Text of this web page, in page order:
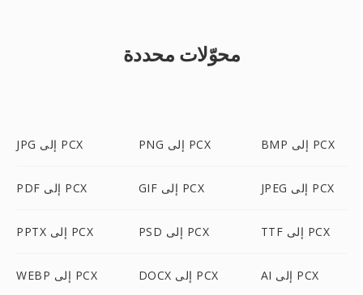
محوّلات محددة
JPG إلى PCX PNG إلى PCX BMP إلى PCX
PDF إلى PCX GIF إلى PCX JPEG إلى PCX
PPTX إلى PCX PSD إلى PCX TTF إلى PCX
WEBP إلى PCX DOCX إلى PCX AI إلى PCX